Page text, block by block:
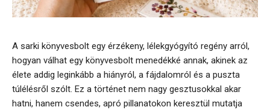
A sarki könyvesbolt egy érzékeny, lélekgyógyító regény arról,
hogyan válhat egy könyvesbolt menedékké annak, akinek az
élete addig leginkább a hiányról, a fájdalomról és a puszta
túlélésről szólt. Ez a történet nem nagy gesztusokkal akar
hatni, hanem csendes, apró pillanatokon keresztül mutatja